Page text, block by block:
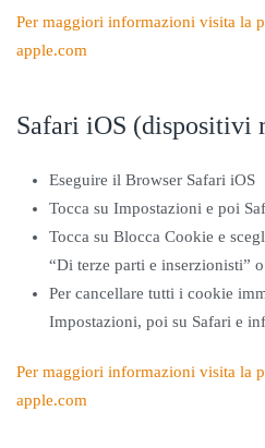
Per maggiori informazioni visita la
apple.com
Safari iOS (dispositivi
Eseguire il Browser Safari iOS
Tocca su Impostazioni e poi
Tocca su Blocca Cookie e
“Di terze parti e inserzionisti” o
Per cancellare tutti i cookie
Impostazioni, poi su Safari e
Per maggiori informazioni visita la
apple.com